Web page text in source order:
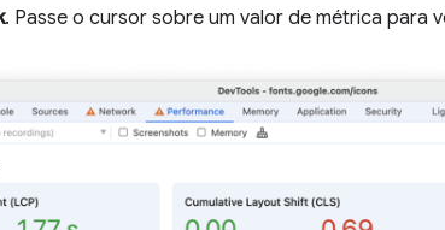
. Passe o cursor sobre um valor de métrica para